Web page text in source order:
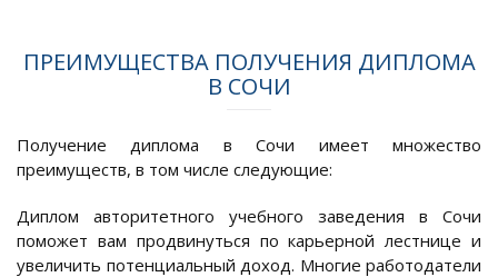
ПРЕИМУЩЕСТВА ПОЛУЧЕНИЯ ДИПЛОМА
В СОЧИ
Получение диплома в Сочи имеет множество
преимуществ, в том числе следующие:
Диплом авторитетного учебного заведения в Сочи
поможет вам продвинуться по карьерной лестнице и
увеличить потенциальный доход. Многие работодатели